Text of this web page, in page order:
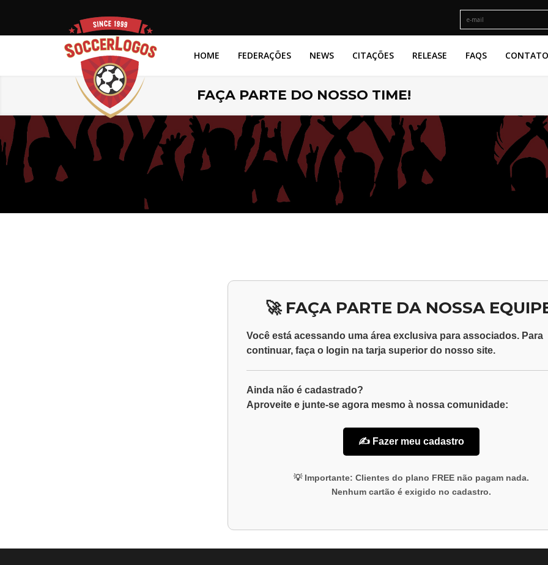
HOME FEDERAÇÕES NEWS CITAÇÕES RELEASE FAQS CONTATO
FAÇA PARTE DO NOSSO TIME!
🚀 FAÇA PARTE DA NOSSA
Você está acessando uma área exclusiva para associados. Para
continuar, faça o login na tarja superior do nosso site.
Ainda não é cadastrado?
Aproveite e junte-se agora mesmo à nossa comunidade:
✍️ Fazer meu cadastro
💡 Importante: Clientes do plano FREEnão pagam nada.
Nenhum cartão é exigido no cadastro.